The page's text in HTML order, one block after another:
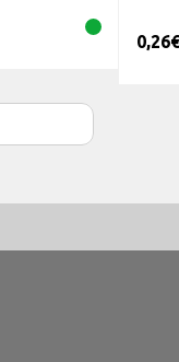
0,26€